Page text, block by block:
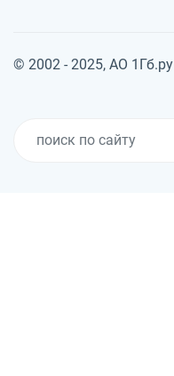
© 2002 - 2025, АО 1Гб.ру